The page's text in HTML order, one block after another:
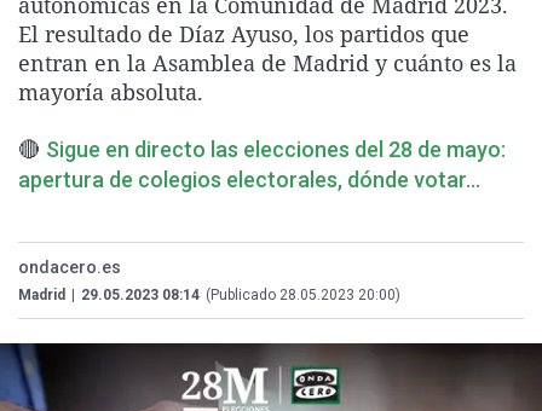
La rosa de los vientos
Gente viajera
Caso
Retornados
Operación Viuda Negra
Extremadura
Galicia
Navarra
País Vasco
Virales
Televisión
El resultado de Díaz Ayuso, los partidos que
entran en la Asamblea de Madrid y cuánto es la
mayoría absoluta.
🔴 Sigue en directo las elecciones del 28 de mayo:
apertura de colegios electorales, dónde votar...
ondacero.es
Madrid 29.05.2023 08:14 (Publicado 28.05.2023 20:00)